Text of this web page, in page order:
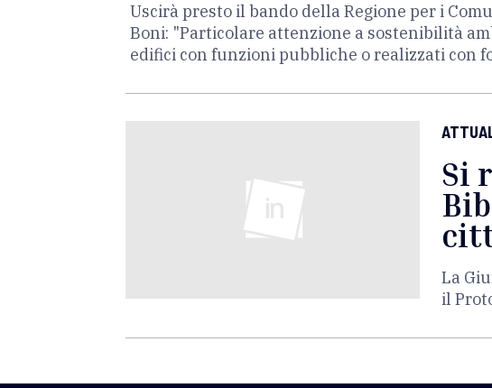
Uscirà presto il bando della Regione per i
Boni: "Particolare attenzione a sostenibilità
edifici con funzioni pubbliche o realizzati con
Si
La
il